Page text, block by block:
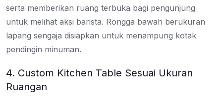
serta memberikan ruang terbuka bagi pengunjung
untuk melihat aksi barista. Rongga bawah berukuran
lapang sengaja disiapkan untuk menampung kotak
pendingin minuman.
4. Custom Kitchen Table Sesuai Ukuran
Ruangan